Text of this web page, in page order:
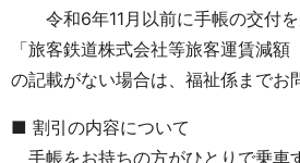
令和6年11月以前に手帳の交付を
「旅客鉄道株式会社等旅客運賃減
の記載がない場合は、福祉係までお
■ 割引の内容について
手帳をお持ちの方がひとりで乗車